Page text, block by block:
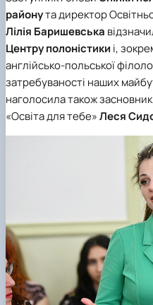
районута директор
Лілія Баришевська
Центру полоністики і,
англійсько-польської
затребуваності наших
наголосила також
«Освіта для тебе»Леся